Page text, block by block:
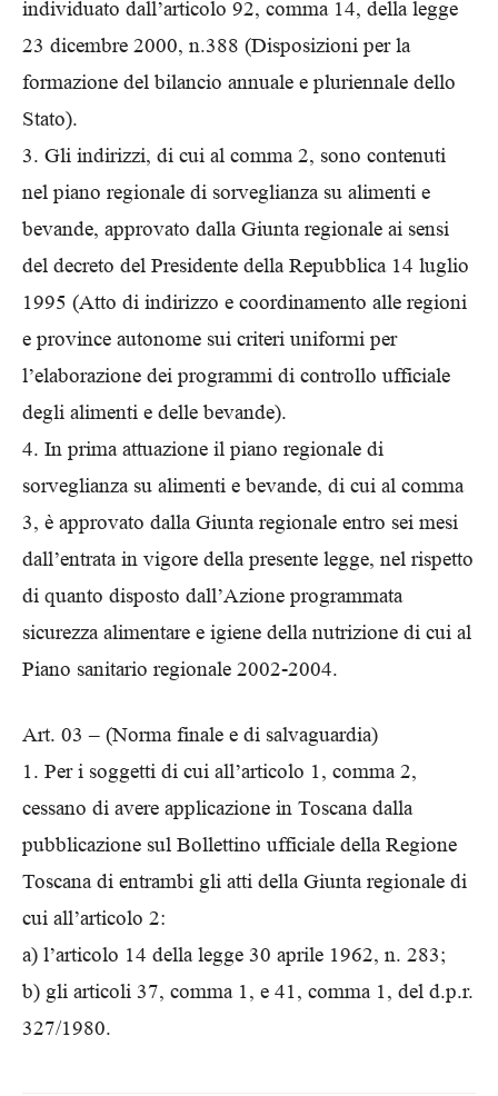
individuato dall’articolo 92, comma 14, della legge
23 dicembre 2000, n.388 (Disposizioni per la
formazione del bilancio annuale e pluriennale dello
Stato).
3. Gli indirizzi, di cui al comma 2, sono contenuti
nel piano regionale di sorveglianza su alimenti e
bevande, approvato dalla Giunta regionale ai sensi
del decreto del Presidente della Repubblica 14 luglio
1995 (Atto di indirizzo e coordinamento alle regioni
e province autonome sui criteri uniformi per
l’elaborazione dei programmi di controllo ufficiale
degli alimenti e delle bevande).
4. In prima attuazione il piano regionale di
sorveglianza su alimenti e bevande, di cui al comma
3, è approvato dalla Giunta regionale entro sei mesi
dall’entrata in vigore della presente legge, nel rispetto
di quanto disposto dall’Azione programmata
sicurezza alimentare e igiene della nutrizione di cui al
Piano sanitario regionale 2002-2004.
Art. 03 – (Norma finale e di salvaguardia)
1. Per i soggetti di cui all’articolo 1, comma 2,
cessano di avere applicazione in Toscana dalla
pubblicazione sul Bollettino ufficiale della Regione
Toscana di entrambi gli atti della Giunta regionale di
cui all’articolo 2:
a) l’articolo 14 della legge 30 aprile 1962, n. 283;
b) gli articoli 37, comma 1, e 41, comma 1, del d.p.r.
327/1980.